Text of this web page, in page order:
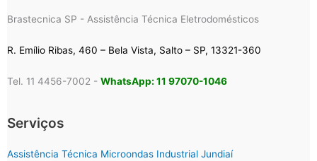
Brastecnica SP - Assistência Técnica Eletrodomésticos
R. Emílio Ribas, 460 – Bela Vista, Salto – SP, 13321-360
Tel. 11 4456-7002 - WhatsApp: 11 97070-1046
Serviços
Assistência Técnica Microondas Industrial Jundiaí